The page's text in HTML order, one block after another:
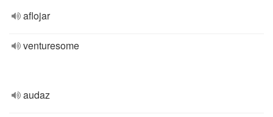
aflojar
venturesome
audaz